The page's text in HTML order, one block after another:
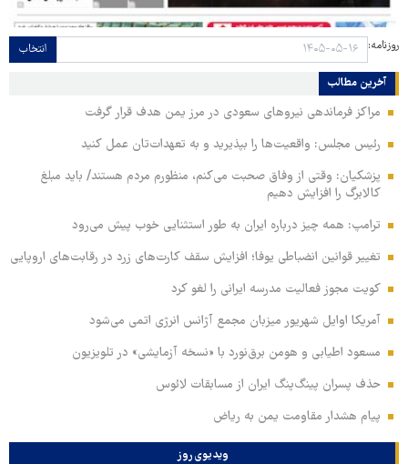
روزنامه: انتخاب
آخرین مطالب
مراکز فرماندهی نیروهای سعودی در مرز یمن هدف قرار گرفت
رئیس مجلس: واقعیت‌ها را بپذیرید و به تعهدات‌تان عمل کنید
پزشکیان: وقتی از وفاق صحبت می‌کنم، منظورم مردم هستند/ باید مبلغ
کالابرگ را افزایش دهیم
ترامپ: همه چیز درباره ایران به طور استثنایی خوب پیش می‌رود
تغییر قوانین انضباطی یوفا؛ افزایش سقف کارت‌های زرد در رقابت‌های اروپایی
کویت مجوز فعالیت مدرسه ایرانی را لغو کرد
آمریکا اوایل شهریور میزبان مجمع آژانس انرژی اتمی می‌شود
مسعود اطیابی و هومن برق‌نورد با «نسخه آزمایشی» در تلویزیون
حذف پسران پینگ‌پنگ ایران از مسابقات لائوس
پیام هشدار مقاومت یمن به ریاض
ویدیوی روز